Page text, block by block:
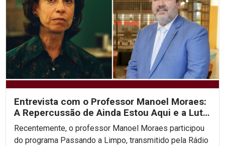
Entrevista com o Professor Manoel Moraes:
A Repercussão de Ainda Estou Aqui e a Luta
pelos...
Recentemente, o professor Manoel Moraes participou
do programa Passando a Limpo, transmitido pela Rádio